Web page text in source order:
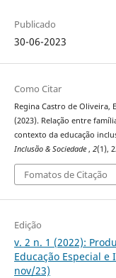
Publicado
30-06-2023
Como Citar
Regina Castro de Oliveira,
(2023). Relação entre
contexto da educação
Inclusão & Sociedade , 2(1),
Fomatos de Citação
Edição
v. 2 n. 1 (2022):
Educação Especial e
nov/23)